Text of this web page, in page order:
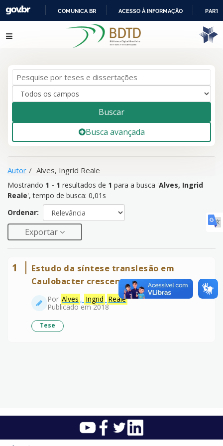
IR
PARA
COMUNICA BR ACESSO À INFORMAÇÃO
resultados de 1para a busca '
Alves, Ingrid
Reale
Pular para o conteúdo
Buscar
Busca avançada
Autor Alves, Ingrid Reale
Mostrando 1 - 1 resultados de 1 para a busca 'Alves, Ingrid
Reale', tempo de busca: 0,01s
Ordenar:
Exportar
1
Estudo da síntese translesão em
Caulobacter crescentus.
Por Alves , Ingrid Reale
Publicado em 2018
Tese